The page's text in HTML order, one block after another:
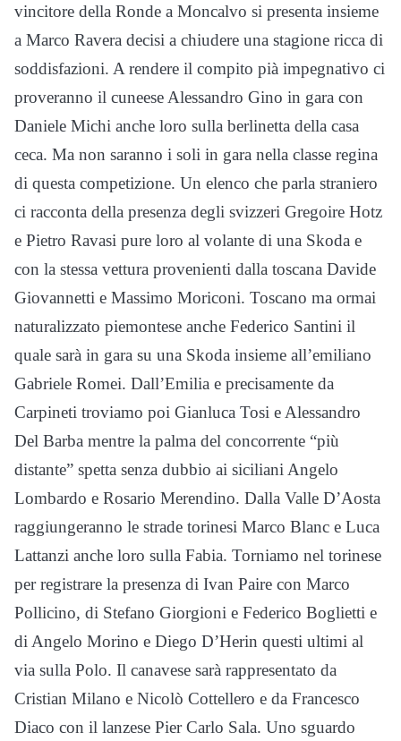
vincitore della Ronde a Moncalvo si presenta insieme
a Marco Ravera decisi a chiudere una stagione ricca di
soddisfazioni. A rendere il compito pià impegnativo ci
proveranno il cuneese Alessandro Gino in gara con
Daniele Michi anche loro sulla berlinetta della casa
ceca. Ma non saranno i soli in gara nella classe regina
di questa competizione. Un elenco che parla straniero
ci racconta della presenza degli svizzeri Gregoire Hotz
e Pietro Ravasi pure loro al volante di una Skoda e
con la stessa vettura provenienti dalla toscana Davide
Giovannetti e Massimo Moriconi. Toscano ma ormai
naturalizzato piemontese anche Federico Santini il
quale sarà in gara su una Skoda insieme all’emiliano
Gabriele Romei. Dall’Emilia e precisamente da
Carpineti troviamo poi Gianluca Tosi e Alessandro
Del Barba mentre la palma del concorrente “più
distante” spetta senza dubbio ai siciliani Angelo
Lombardo e Rosario Merendino. Dalla Valle D’Aosta
raggiungeranno le strade torinesi Marco Blanc e Luca
Lattanzi anche loro sulla Fabia. Torniamo nel torinese
per registrare la presenza di Ivan Paire con Marco
Pollicino, di Stefano Giorgioni e Federico Boglietti e
di Angelo Morino e Diego D’Herin questi ultimi al
via sulla Polo. Il canavese sarà rappresentato da
Cristian Milano e Nicolò Cottellero e da Francesco
Diaco con il lanzese Pier Carlo Sala. Uno sguardo